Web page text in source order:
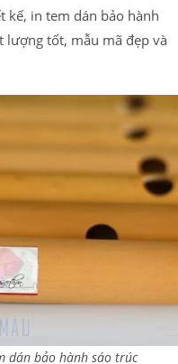
kế, in tem dán bảo hành
lượng tốt, mẫu mã đẹp và
dán bảo hành sáo trúc